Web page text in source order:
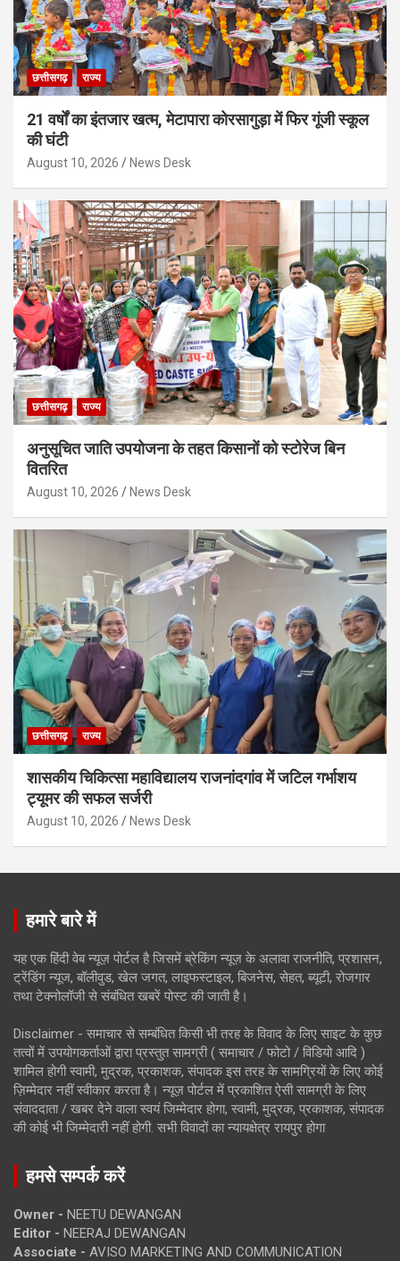
छत्तीसगढ़ राज्य
21 वर्षों का इंतजार खत्म, मेटापारा कोरसागुड़ा में फिर गूंजी स्कूल
की घंटी
August 10, 2026 News Desk
छत्तीसगढ़ राज्य
अनुसूचित जाति उपयोजना के तहत किसानों को स्टोरेज बिन
वितरित
August 10, 2026 News Desk
छत्तीसगढ़ राज्य
शासकीय चिकित्सा महाविद्यालय राजनांदगांव में जटिल गर्भाशय
ट्यूमर की सफल सर्जरी
August 10, 2026 News Desk
हमारे बारे में
यह एक हिंदी वेब न्यूज़ पोर्टल है जिसमें ब्रेकिंग न्यूज़ के अलावा राजनीति, प्रशासन,
ट्रेंडिंग न्यूज, बॉलीवुड, खेल जगत, लाइफस्टाइल, बिजनेस, सेहत, ब्यूटी, रोजगार
तथा टेक्नोलॉजी से संबंधित खबरें पोस्ट की जाती है।
Disclaimer - समाचार से सम्बंधित किसी भी तरह के विवाद के लिए साइट के कुछ
तत्वों में उपयोगकर्ताओं द्वारा प्रस्तुत सामग्री ( समाचार / फोटो / विडियो आदि )
शामिल होगी स्वामी, मुद्रक, प्रकाशक, संपादक इस तरह के सामग्रियों के लिए कोई
ज़िम्मेदार नहीं स्वीकार करता है। न्यूज़ पोर्टल में प्रकाशित ऐसी सामग्री के लिए
संवाददाता / खबर देने वाला स्वयं जिम्मेदार होगा, स्वामी, मुद्रक, प्रकाशक, संपादक
की कोई भी जिम्मेदारी नहीं होगी. सभी विवादों का न्यायक्षेत्र रायपुर होगा
हमसे सम्पर्क करें
Owner - NEETU DEWANGAN
Editor - NEERAJ DEWANGAN
Associate - AVISO MARKETING AND COMMUNICATION